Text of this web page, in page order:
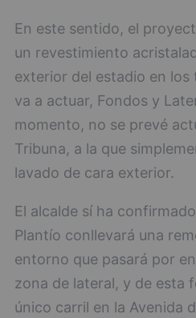
En este sentido, el
un revestimiento
exterior del estadio en los
va a actuar, Fondos y
momento, no se prevé
Tribuna, a la que
lavado de cara exterior.
El alcalde sí ha
Plantío conllevará una
entorno que pasará por
zona de lateral, y de esta
único carril en la Avenida